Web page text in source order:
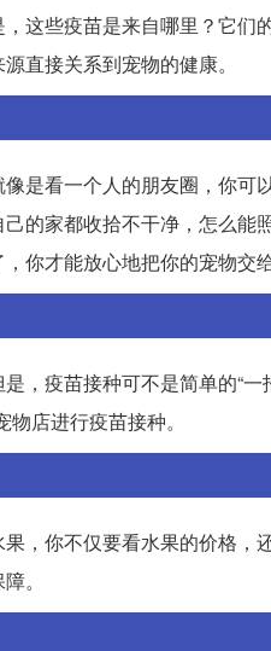
这些疫苗是来自哪里？它们
直接关系到宠物的健康。
是看一个人的朋友圈，你可
的家都收拾不干净，怎么能
你才能放心地把你的宠物交给
，疫苗接种可不是简单的“一
店进行疫苗接种。
，你不仅要看水果的价格，
。